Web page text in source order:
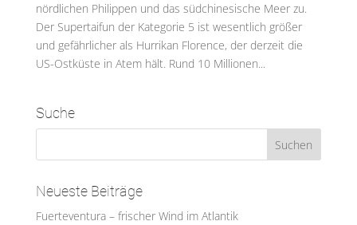
nördlichen Philippen und das südchinesische Meer zu.
Der Supertaifun der Kategorie 5 ist wesentlich größer
und gefährlicher als Hurrikan Florence, der derzeit die
US-Ostküste in Atem hält. Rund 10 Millionen...
Suche
Neueste Beiträge
Fuerteventura – frischer Wind im Atlantik